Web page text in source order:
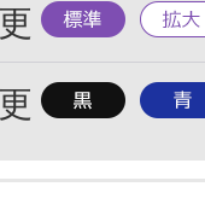
標
準
拡
大
背
色
背
色